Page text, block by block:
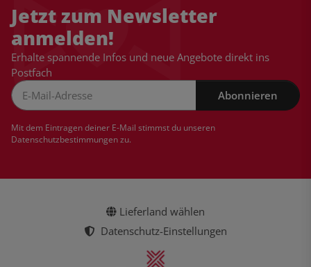
Jetzt zum Newsletter
anmelden!
Erhalte spannende Infos und neue Angebote direkt ins
Postfach
Abonnieren
Mit dem Eintragen deiner E-Mail stimmst du unseren
Datenschutzbestimmungenzu.
Lieferland wählen
Datenschutz-Einstellungen